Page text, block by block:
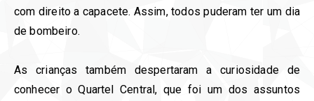
com direito a capacete. Assim, todos puderam ter um dia
de bombeiro.
As crianças também despertaram a curiosidade de
conhecer o Quartel Central, que foi um dos assuntos